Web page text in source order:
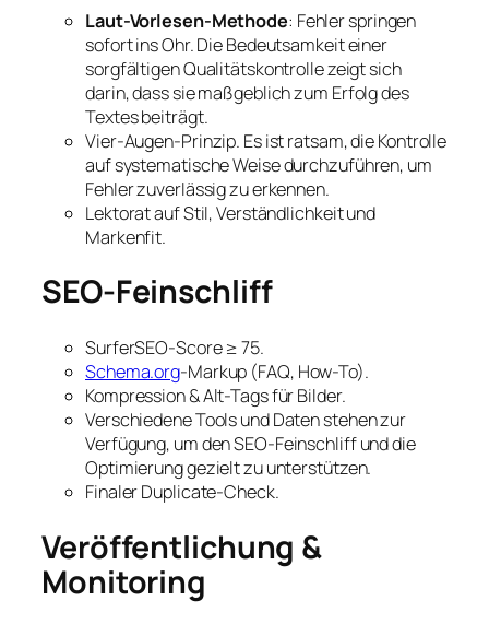
Laut-Vorlesen-Methode: Fehler springen
sofort ins Ohr. Die Bedeutsamkeit einer
sorgfältigen Qualitätskontrolle zeigt sich
darin, dass sie maßgeblich zum Erfolg des
Textes beiträgt.
Vier-Augen-Prinzip. Es ist ratsam, die Kontrolle
auf systematische Weise durchzuführen, um
Fehler zuverlässig zu erkennen.
Lektorat auf Stil, Verständlichkeit und
Markenfit.
SEO-Feinschliff
SurferSEO-Score ≥ 75.
Schema.org-Markup (FAQ, How-To).
Kompression & Alt-Tags für Bilder.
Verschiedene Tools und Daten stehen zur
Verfügung, um den SEO-Feinschliff und die
Optimierung gezielt zu unterstützen.
Finaler Duplicate-Check.
Veröffentlichung &
Monitoring